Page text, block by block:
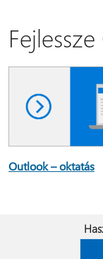
Outlook – oktatás